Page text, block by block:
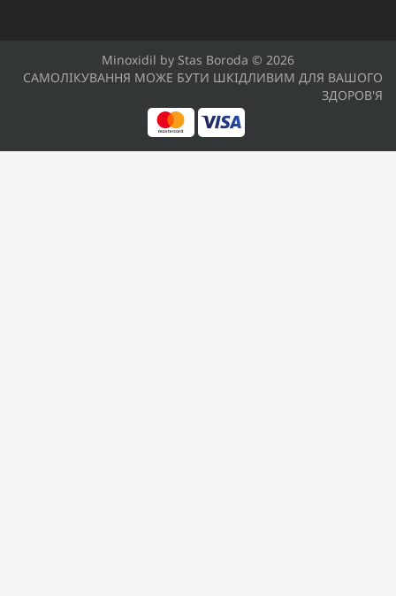
Minoxidil by Stas Boroda © 2026
САМОЛІКУВАННЯ МОЖЕ БУТИ ШКІДЛИВИМ ДЛЯ ВАШОГО
ЗДОРОВ'Я